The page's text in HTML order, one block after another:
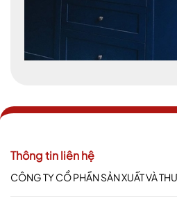
Thông tin liên hệ
CÔNG TY CỔ PHẦN SẢN XUẤT VÀ